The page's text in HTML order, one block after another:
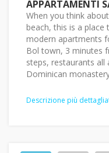
APPARTAMENTI
When you think
beach, this is a place
modern apartments
Bol town, 3 minutes
steps, restaurants all
Dominican
Descrizione più